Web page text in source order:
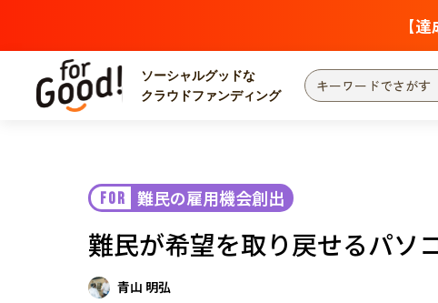
【
ソーシャルグッドな
クラウドファンディング
カテゴリーからさがす
災害
社会貢献
地域からさがす
FOR 難民の雇用機会創出
難民が希望を取り戻せるパソ
青山 明弘